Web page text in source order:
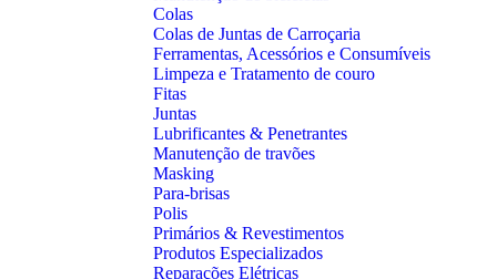
Colas
Colas de Juntas de Carroçaria
Ferramentas, Acessórios e Consumíveis
Limpeza e Tratamento de couro
Fitas
Juntas
Lubrificantes & Penetrantes
Manutenção de travões
Masking
Para-brisas
Polis
Primários & Revestimentos
Produtos Especializados
Reparações Elétricas